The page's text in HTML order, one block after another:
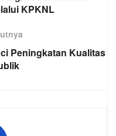
KPKNL
Peningkatan Kualitas